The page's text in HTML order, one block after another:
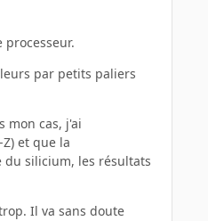
par petits paliers
mon cas, j'ai
et que la
du silicium, les résultats
Il va sans doute